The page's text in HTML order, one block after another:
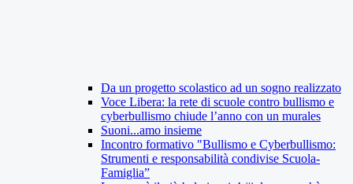
Da un progetto scolastico ad un sogno realizzato
Voce Libera: la rete di scuole contro bullismo e
cyberbullismo chiude l’anno con un murales
Suoni...amo insieme
Incontro formativo "Bullismo e Cyberbullismo:
Strumenti e responsabilità condivise Scuola-
Famiglia”